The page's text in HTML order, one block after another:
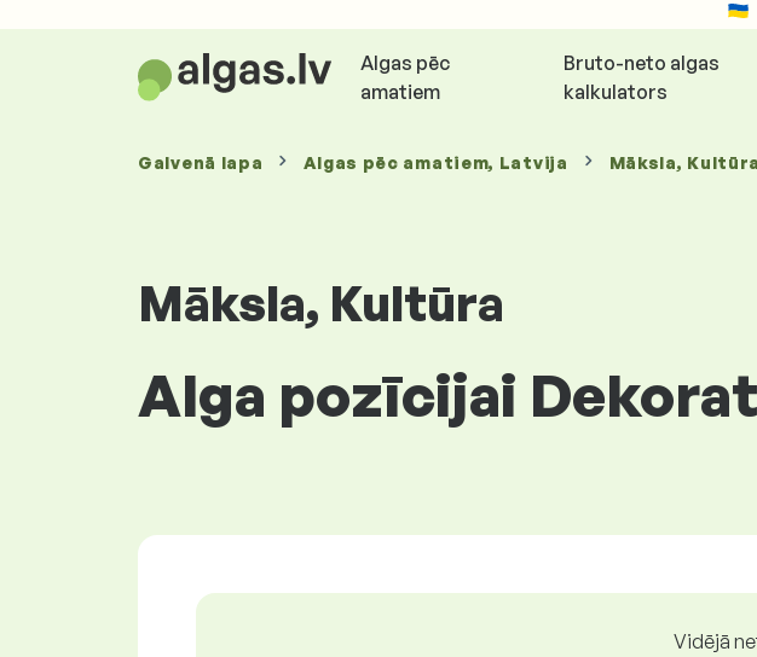
Algas pēc
amatiem
Bruto-neto algas
kalkulators
Galvenā lapa Algas pēc amatiem, Latvija Māksla, Kultūra
Māksla, Kultūra
Alga pozīcijai
Vidējā